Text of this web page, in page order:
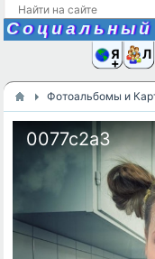
Я и
Фотоальбомы и
0077c2a3